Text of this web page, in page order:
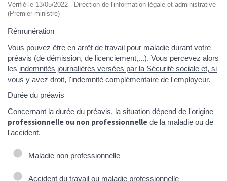
Vérifié le 13/05/2022 - Direction de l'information légale et administrative
(Premier ministre)
Rémunération
Vous pouvez être en arrêt de travail pour maladie durant votre
préavis (de démission, de licenciement,...). Vous percevez alors
les indemnités journalières versées par la Sécurité sociale et, si
vous y avez droit, l'indemnité complémentaire de l'employeur.
Durée du préavis
Concernant la durée du préavis, la situation dépend de l'origine
professionnelle ou non professionnelle de la maladie ou de
l'accident.
Maladie non professionnelle
Accident du travail ou maladie professionnelle